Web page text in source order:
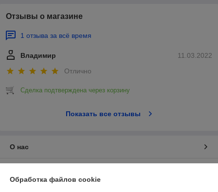
Отзывы о магазине
1 отзыва за всё время
11.03.2022
Владимир
Отлично
Сделка подтверждена через корзину
Показать все отзывы
О нас
Обработка файлов cookie